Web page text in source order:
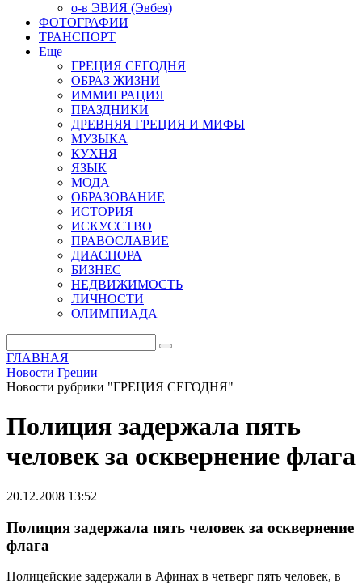
о-в ЭВИЯ (Эвбея)
ФОТОГРАФИИ
ТРАНСПОРТ
Еще
ГРЕЦИЯ СЕГОДНЯ
ОБРАЗ ЖИЗНИ
ИММИГРАЦИЯ
ПРАЗДНИКИ
ДРЕВНЯЯ ГРЕЦИЯ И МИФЫ
МУЗЫКА
КУХНЯ
ЯЗЫК
МОДА
ОБРАЗОВАНИЕ
ИСТОРИЯ
ИСКУССТВО
ПРАВОСЛАВИЕ
ДИАСПОРА
БИЗНЕС
НЕДВИЖИМОСТЬ
ЛИЧНОСТИ
ОЛИМПИАДА
ГЛАВНАЯ
Новости Греции
Новости рубрики "ГРЕЦИЯ СЕГОДНЯ"
Полиция задержала пять
человек за осквернение флага
20.12.2008 13:52
Полиция задержала пять человек за осквернение
флага
Полицейские задержали в Афинах в четверг пять человек, в